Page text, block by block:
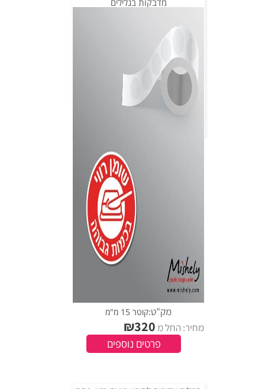
מדבקות בגלילים
מק"ט:קוטר 15 מ"מ
מחיר: החל מ ₪320
פרטים נוספים